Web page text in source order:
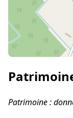
Patrimoine :